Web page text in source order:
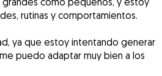
rutinas y comportamientos.
ya que estoy intentando generar
puedo adaptar muy bien a los